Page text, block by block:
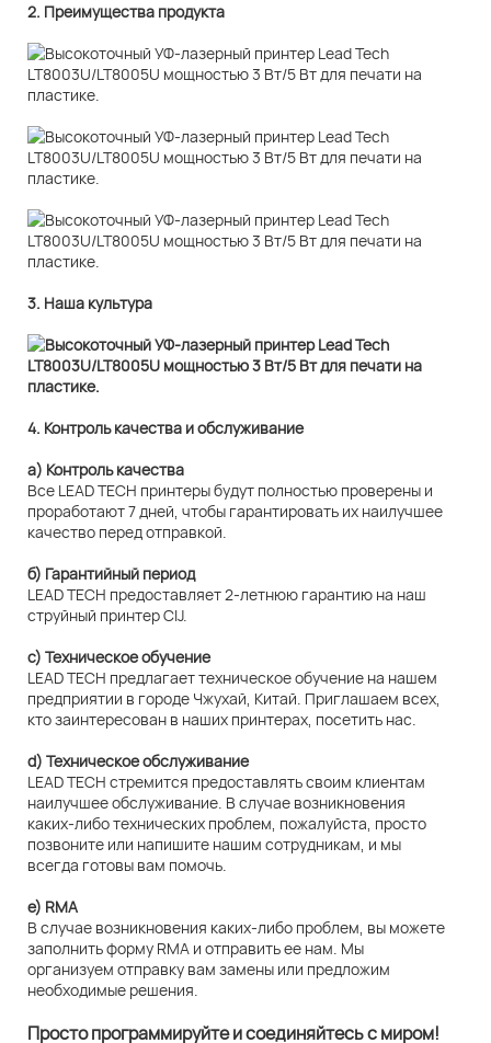
2. Преимущества продукта
3. Наша культура
4. Контроль качества и обслуживание
а) Контроль качества
Все LEAD TECH принтеры будут полностью проверены и
проработают 7 дней, чтобы гарантировать их наилучшее
качество перед отправкой.
б) Гарантийный период
LEAD TECH предоставляет 2-летнюю гарантию на наш
струйный принтер CIJ.
c) Техническое обучение
LEAD TECH предлагает техническое обучение на нашем
предприятии в городе Чжухай, Китай. Приглашаем всех,
кто заинтересован в наших принтерах, посетить нас.
d) Техническое обслуживание
LEAD TECH стремится предоставлять своим клиентам
наилучшее обслуживание. В случае возникновения
каких-либо технических проблем, пожалуйста, просто
позвоните или напишите нашим сотрудникам, и мы
всегда готовы вам помочь.
e) RMA
В случае возникновения каких-либо проблем, вы можете
заполнить форму RMA и отправить ее нам. Мы
организуем отправку вам замены или предложим
необходимые решения.
Просто программируйте и соединяйтесь с миром!